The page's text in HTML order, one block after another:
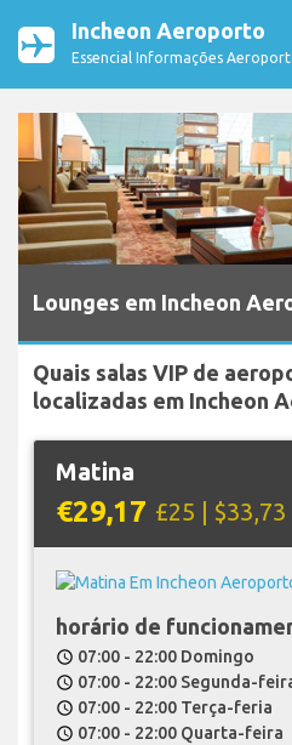
Incheon Aeroporto
Essencial Informações
Lounges em Incheon
Quais salas VIP de
localizadas em Incheon
Matina
€29,17 £25 | $33,73
horário de
schedule 07:00 - 22:00 Domingo
schedule 07:00 - 22:00 Segunda-
schedule 07:00 - 22:00 Terça-feria
schedule 07:00 - 22:00 Quarta-feira